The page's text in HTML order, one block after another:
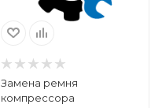
Замена ремня
компрессора